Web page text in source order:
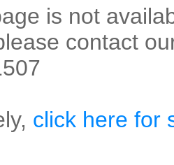
is not
contact
click here for